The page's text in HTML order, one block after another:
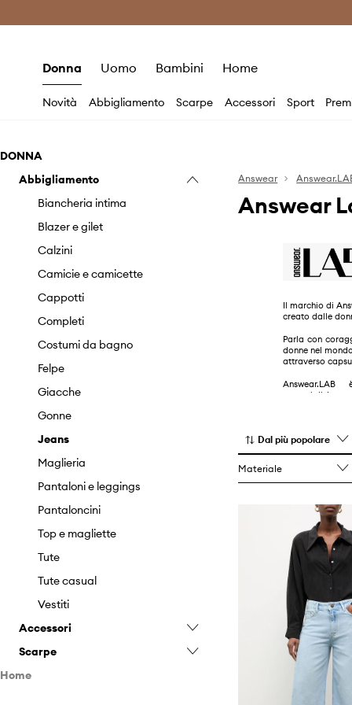
Risparmia
Donna Uomo Bambini Home
Novità Abbigliamento Scarpe Accessori Sport
DONNA
Abbigliamento
Biancheria intima
Blazer e gilet
Calzini
Camicie e camicette
Cappotti
Completi
Costumi da bagno
Felpe
Giacche
Gonne
Jeans
Maglieria
Pantaloni e leggings
Pantaloncini
Top e magliette
Tute
Tute casual
Vestiti
Accessori
Berretti e cappelli
Scarpe
Home
Answear
Answear
Il marchio di
creato dalle
Parla con
donne nel
attraverso
potenzialità:
limitate.
Dal più popolare
Materiale